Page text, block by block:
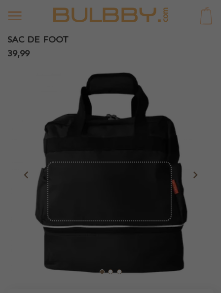
SAC DE FOOT
39,99